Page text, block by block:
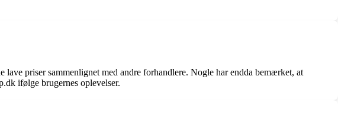
priser sammenlignet med andre forhandlere. Nogle har endda bemærket, at
ifølge brugernes oplevelser.